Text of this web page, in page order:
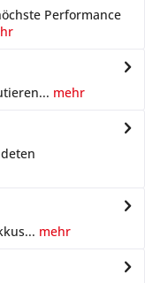
Performance
mehr
mehr